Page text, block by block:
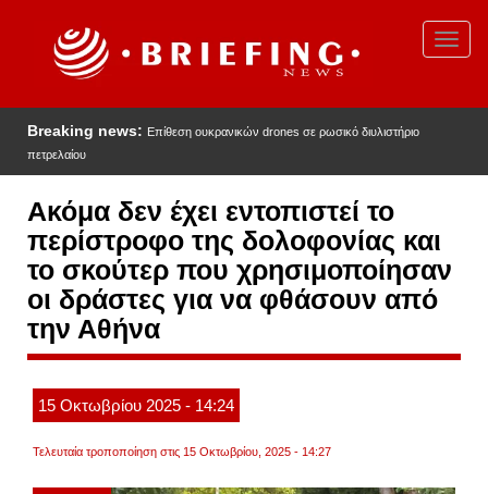
Breaking news: Επίθεση ουκρανικών drones σε ρωσικό διυλιστήριο
πετρελαίου
Ακόμα δεν έχει εντοπιστεί το
περίστροφο της δολοφονίας και
το σκούτερ που χρησιμοποίησαν
οι δράστες για να φθάσουν από
την Αθήνα
15 Οκτωβρίου 2025 - 14:24
Τελευταία τροποποίηση στις 15 Οκτωβρίου, 2025 - 14:27